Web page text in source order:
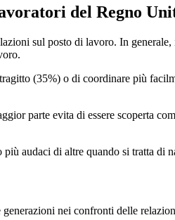
del Regno
sul posto di lavoro. In
(35%) o di coordinare più
parte evita di essere scoperta
audaci di altre quando si tratta di
generazioni nei confronti delle